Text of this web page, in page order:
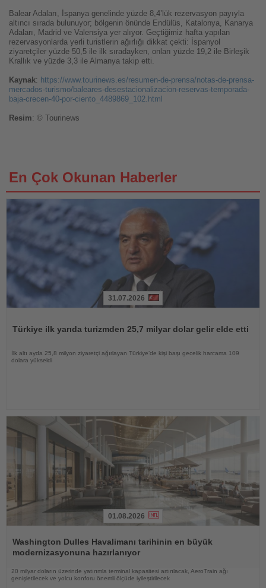
Balear Adaları, İspanya genelinde yüzde 8,4’lük rezervasyon payıyla
altıncı sırada bulunuyor; bölgenin önünde Endülüs, Katalonya, Kanarya
Adaları, Madrid ve Valensiya yer alıyor. Geçtiğimiz hafta yapılan
rezervasyonlarda yerli turistlerin ağırlığı dikkat çekti: İspanyol
ziyaretçiler yüzde 50,5 ile ilk sıradayken, onları yüzde 19,2 ile Birleşik
Krallık ve yüzde 3,3 ile Almanya takip etti.
Kaynak: https://www.tourinews.es/resumen-de-prensa/notas-de-prensa-
mercados-turismo/baleares-desestacionalizacion-reservas-temporada-
baja-crecen-40-por-ciento_4489869_102.html
Resim: © Tourinews
En Çok Okunan Haberler
31.07.2026
Türkiye ilk yarıda turizmden 25,7 milyar dolar gelir elde etti
İlk altı ayda 25,8 milyon ziyaretçi ağırlayan Türkiye’de kişi başı gecelik harcama 109
dolara yükseldi
Oku
01.08.2026
Washington Dulles Havalimanı tarihinin en büyük
modernizasyonuna hazırlanıyor
20 milyar doların üzerinde yatırımla terminal kapasitesi artırılacak, AeroTrain ağı
genişletilecek ve yolcu konforu önemli ölçüde iyileştirilecek